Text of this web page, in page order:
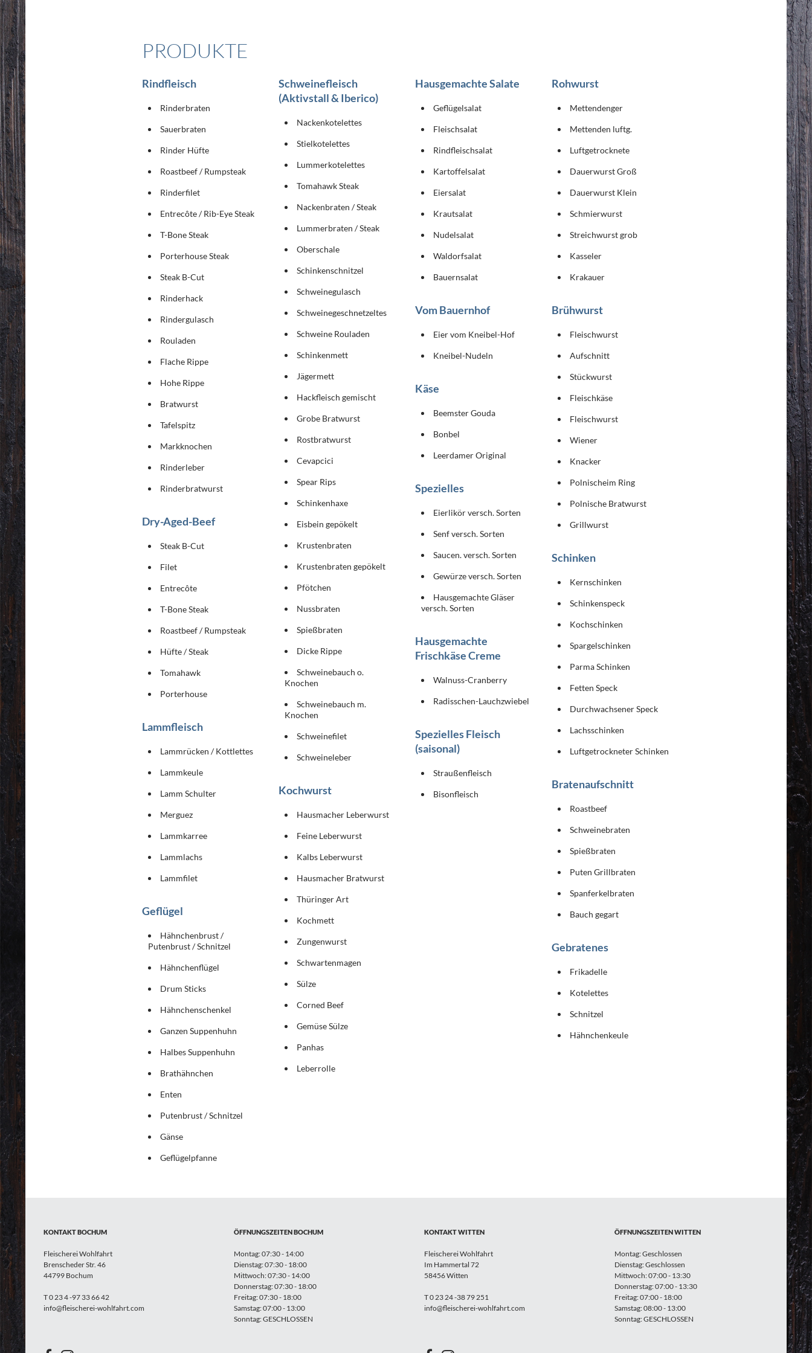
PRODUKTE
Rindfleisch
Rinderbraten
Sauerbraten
Rinder Hüfte
Roastbeef / Rumpsteak
Rinderfilet
Entrecôte / Rib-Eye Steak
T-Bone Steak
Porterhouse Steak
Steak B-Cut
Rinderhack
Rindergulasch
Rouladen
Flache Rippe
Hohe Rippe
Bratwurst
Tafelspitz
Markknochen
Rinderleber
Rinderbratwurst
Dry-Aged-Beef
Steak B-Cut
Filet
Entrecôte
T-Bone Steak
Roastbeef / Rumpsteak
Hüfte / Steak
Tomahawk
Porterhouse
Lammfleisch
Lammrücken / Kottlettes
Lammkeule
Lamm Schulter
Merguez
Lammkarree
Lammlachs
Lammfilet
Geflügel
Hähnchenbrust /
Putenbrust / Schnitzel
Hähnchenflügel
Drum Sticks
Hähnchenschenkel
Ganzen Suppenhuhn
Halbes Suppenhuhn
Brathähnchen
Enten
Putenbrust / Schnitzel
Gänse
Geflügelpfanne
Schweinefleisch
(Aktivstall & Iberico)
Nackenkotelettes
Stielkotelettes
Lummerkotelettes
Tomahawk Steak
Nackenbraten / Steak
Lummerbraten / Steak
Oberschale
Schinkenschnitzel
Schweinegulasch
Schweinegeschnetzeltes
Schweine Rouladen
Schinkenmett
Jägermett
Hackfleisch gemischt
Grobe Bratwurst
Rostbratwurst
Cevapcici
Spear Rips
Schinkenhaxe
Eisbein gepökelt
Krustenbraten
Krustenbraten gepökelt
Pfötchen
Nussbraten
Spießbraten
Dicke Rippe
Schweinebauch o.
Knochen
Schweinebauch m.
Knochen
Schweinefilet
Schweineleber
Kochwurst
Hausmacher Leberwurst
Feine Leberwurst
Kalbs Leberwurst
Hausmacher Bratwurst
Thüringer Art
Kochmett
Zungenwurst
Schwartenmagen
Sülze
Corned Beef
Gemüse Sülze
Panhas
Leberrolle
Hausgemachte Salate
Geflügelsalat
Fleischsalat
Rindfleischsalat
Kartoffelsalat
Eiersalat
Krautsalat
Nudelsalat
Waldorfsalat
Bauernsalat
Vom Bauernhof
Eier vom Kneibel-Hof
Kneibel-Nudeln
Käse
Beemster Gouda
Bonbel
Leerdamer Original
Spezielles
Eierlikör versch. Sorten
Senf versch. Sorten
Saucen. versch. Sorten
Gewürze versch. Sorten
Hausgemachte Gläser
versch. Sorten
Hausgemachte
Frischkäse Creme
Walnuss-Cranberry
Radisschen-Lauchzwiebel
Spezielles Fleisch
(saisonal)
Straußenfleisch
Bisonfleisch
Rohwurst
Mettendenger
Mettenden luftg.
Luftgetrocknete
Dauerwurst Groß
Dauerwurst Klein
Schmierwurst
Streichwurst grob
Kasseler
Krakauer
Brühwurst
Fleischwurst
Aufschnitt
Stückwurst
Fleischkäse
Fleischwurst
Wiener
Knacker
Polnischeim Ring
Polnische Bratwurst
Grillwurst
Schinken
Kernschinken
Schinkenspeck
Kochschinken
Spargelschinken
Parma Schinken
Fetten Speck
Durchwachsener Speck
Lachsschinken
Luftgetrockneter Schinken
Bratenaufschnitt
Roastbeef
Schweinebraten
Spießbraten
Puten Grillbraten
Spanferkelbraten
Bauch gegart
Gebratenes
Frikadelle
Kotelettes
Schnitzel
Hähnchenkeule
KONTAKT BOCHUM
Fleischerei Wohlfahrt
Brenscheder Str. 46
44799 Bochum
T 0 23 4 -97 33 66 42
info@fleischerei-wohlfahrt.com
ÖFFNUNGSZEITEN BOCHUM
Montag: 07:30 - 14:00
Dienstag: 07:30 - 18:00
Mittwoch: 07:30 - 14:00
Donnerstag: 07:30 - 18:00
Freitag: 07:30 - 18:00
Samstag: 07:00 - 13:00
Sonntag: GESCHLOSSEN
KONTAKT WITTEN
Fleischerei Wohlfahrt
Im Hammertal 72
58456 Witten
T 0 23 24 -38 79 251
info@fleischerei-wohlfahrt.com
ÖFFNUNGSZEITEN WITTEN
Montag: Geschlossen
Dienstag: Geschlossen
Mittwoch: 07:00 - 13:30
Donnerstag: 07:00 - 13:30
Freitag: 07:00 - 18:00
Samstag: 08:00 - 13:00
Sonntag: GESCHLOSSEN